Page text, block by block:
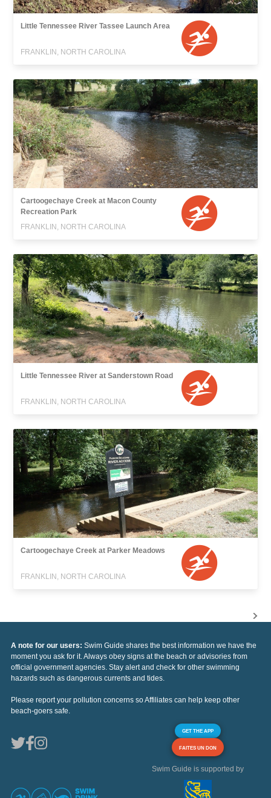
Little Tennessee River Tassee Launch Area
FRANKLIN, NORTH CAROLINA
Cartoogechaye Creek at Macon County
Recreation Park
FRANKLIN, NORTH CAROLINA
Little Tennessee River at Sanderstown Road
FRANKLIN, NORTH CAROLINA
Cartoogechaye Creek at Parker Meadows
FRANKLIN, NORTH CAROLINA
A note for our users: Swim Guide shares the best information we have the
moment you ask for it. Always obey signs at the beach or advisories from
official government agencies. Stay alert and check for other swimming
hazards such as dangerous currents and tides.
Please report your pollution concerns so Affiliates can help keep other
beach-goers safe.
GET THE APP
FAITES UN DON
Swim Guide is supported by